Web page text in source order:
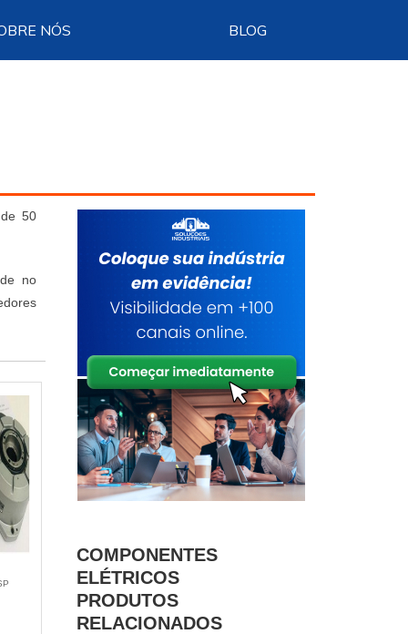
NÓS BLOG
50
no
COMPONENTES
ELÉTRICOS
PRODUTOS
RELACIONADOS